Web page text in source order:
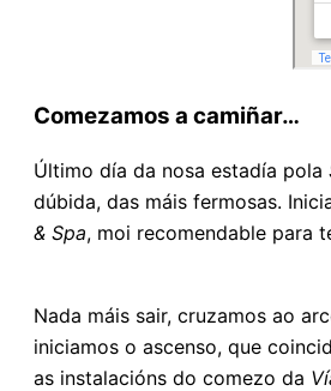
Comezamos a camiñar…
Último día da nosa estadía pola
dúbida, das máis fermosas.
& Spa, moi recomendable para
Nada máis sair, cruzamos ao
iniciamos o ascenso, que
as instalacións do comezo da